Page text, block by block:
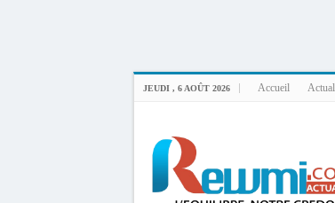
JEUDI , 6 AOÛT 2026 Accueil